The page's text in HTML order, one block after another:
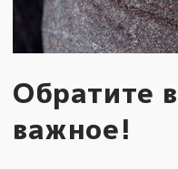
Обратите
важное!